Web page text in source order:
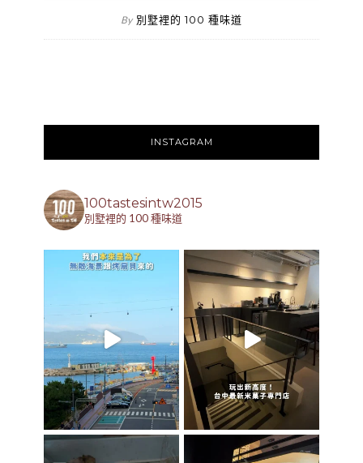
By 別墅裡的 100 種味道
INSTAGRAM
100tastesintw2015
別墅裡的 100 種味道